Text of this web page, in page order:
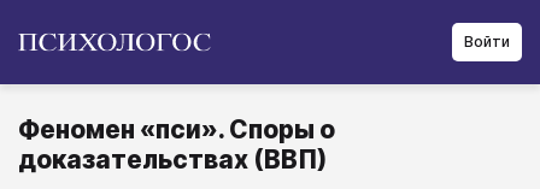
Войти
Феномен «пси». Споры о
доказательствах (ВВП)